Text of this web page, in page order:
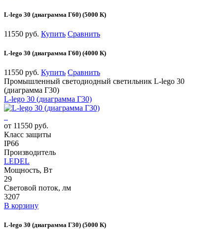
L-lego 30 (диаграмма Г60) (5000 К)
11550 руб. Купить Сравнить
L-lego 30 (диаграмма Г60) (4000 К)
11550 руб. Купить Сравнить
Промышленный светодиодный светильник L-lego 30
(диаграмма Г30)
L-lego 30 (диаграмма Г30)
от 11550 руб.
Класс защиты
IP66
Производитель
LEDEL
Мощность, Вт
29
Световой поток, лм
3207
В корзину
L-lego 30 (диаграмма Г30) (5000 К)